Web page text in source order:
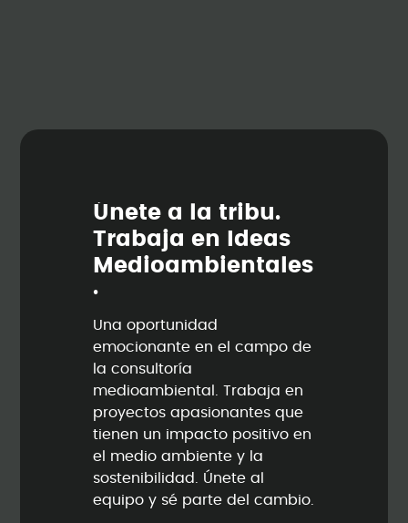
Únete a la tribu.
Trabaja en Ideas
Medioambienta les
.
Una oportunidad
emocionante en el campo de
la consultoría
medioambiental. Trabaja en
proyectos apasionantes que
tienen un impacto positivo en
el medio ambiente y la
sostenibilidad. Únete al
equipo y sé parte del cambio.